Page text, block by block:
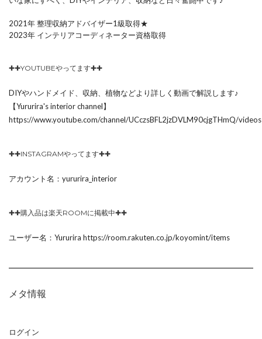
2021年 整理収納アドバイザー1級取得★
2023年 インテリアコーディネーター資格取得
✚✚YOUTUBEやってます✚✚
DIYやハンドメイド、収納、植物などより詳しく動画で解説します♪
【Yururira's interior channel】
https://www.youtube.com/channel/UCczsBFL2jzDVLM90cjgTHmQ/videos
✚✚INSTAGRAMやってます✚✚
アカウント名：yururira_interior
✚✚購入品は楽天ROOMに掲載中✚✚
ユーザー名：Yururira https://room.rakuten.co.jp/koyomint/items
メタ情報
ログイン